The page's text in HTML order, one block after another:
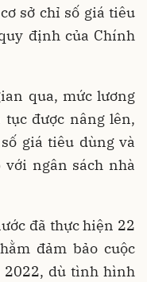
sở chỉ số giá tiêu
định của Chính
qua, mức lương
được nâng lên,
giá tiêu dùng và
ngân sách nhà
đã thực hiện 22
đảm bảo cuộc
2022, dù tình hình